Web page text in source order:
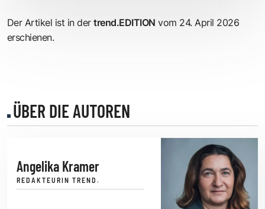
Der Artikel ist in dertrend.EDITION vom 24. April 2026
erschienen.
ÜBER DIE AUTOREN
Angelika Kramer
REDAKTEURIN TREND.